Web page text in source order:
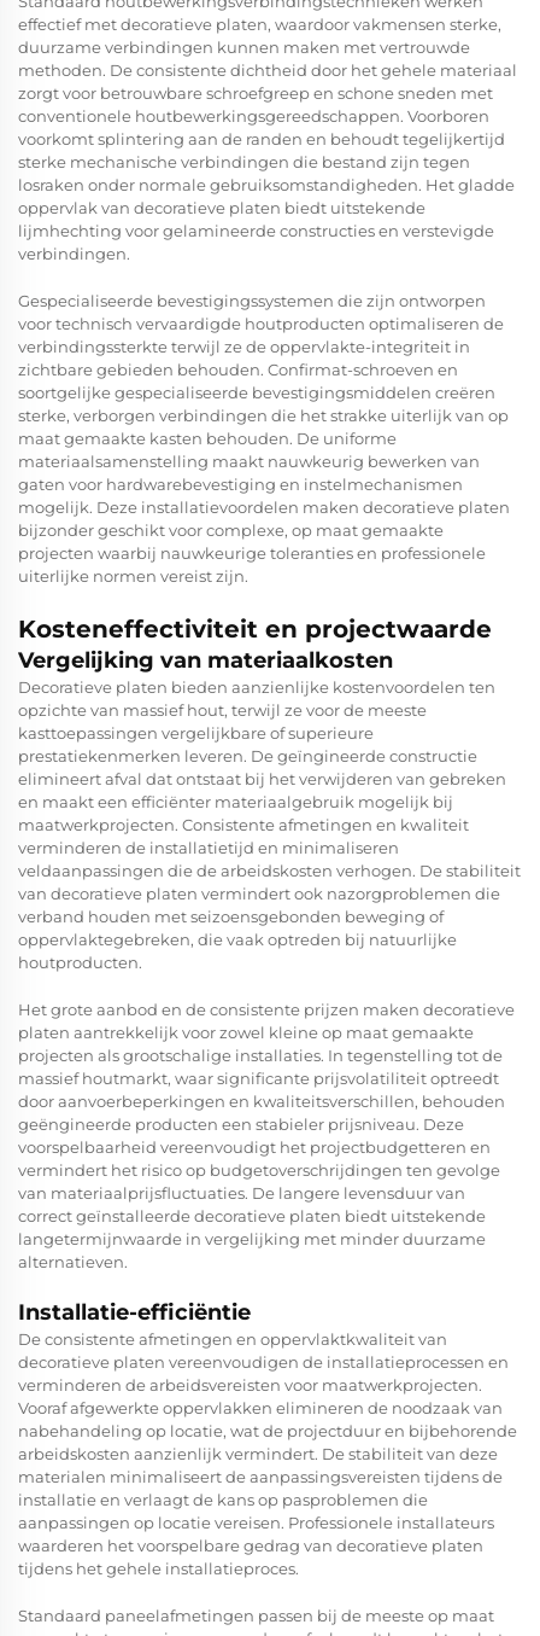
effectief met decoratieve platen, waardoor vakmensen sterke,
duurzame verbindingen kunnen maken met vertrouwde
methoden. De consistente dichtheid door het gehele materiaal
zorgt voor betrouwbare schroefgreep en schone sneden met
conventionele houtbewerkingsgereedschappen. Voorboren
voorkomt splintering aan de randen en behoudt tegelijkertijd
sterke mechanische verbindingen die bestand zijn tegen
losraken onder normale gebruiksomstandigheden. Het gladde
oppervlak van decoratieve platen biedt uitstekende
lijmhechting voor gelamineerde constructies en verstevigde
verbindingen.
Gespecialiseerde bevestigingssystemen die zijn ontworpen
voor technisch vervaardigde houtproducten optimaliseren de
verbindingssterkte terwijl ze de oppervlakte-integriteit in
zichtbare gebieden behouden. Confirmat-schroeven en
soortgelijke gespecialiseerde bevestigingsmiddelen creëren
sterke, verborgen verbindingen die het strakke uiterlijk van op
maat gemaakte kasten behouden. De uniforme
materiaalsamenstelling maakt nauwkeurig bewerken van
gaten voor hardwarebevestiging en instelmechanismen
mogelijk. Deze installatievoordelen maken decoratieve platen
bijzonder geschikt voor complexe, op maat gemaakte
projecten waarbij nauwkeurige toleranties en professionele
uiterlijke normen vereist zijn.
Kosteneffectiviteit en projectwaarde
Vergelijking van materiaalkosten
Decoratieve platen bieden aanzienlijke kostenvoordelen ten
opzichte van massief hout, terwijl ze voor de meeste
kasttoepassingen vergelijkbare of superieure
prestatiekenmerken leveren. De geïngineerde constructie
elimineert afval dat ontstaat bij het verwijderen van gebreken
en maakt een efficiënter materiaalgebruik mogelijk bij
maatwerkprojecten. Consistente afmetingen en kwaliteit
verminderen de installatietijd en minimaliseren
veldaanpassingen die de arbeidskosten verhogen. De stabiliteit
van decoratieve platen vermindert ook nazorgproblemen die
verband houden met seizoensgebonden beweging of
oppervlaktegebreken, die vaak optreden bij natuurlijke
houtproducten.
Het grote aanbod en de consistente prijzen maken decoratieve
platen aantrekkelijk voor zowel kleine op maat gemaakte
projecten als grootschalige installaties. In tegenstelling tot de
massief houtmarkt, waar significante prijsvolatiliteit optreedt
door aanvoerbeperkingen en kwaliteitsverschillen, behouden
geëngineerde producten een stabieler prijsniveau. Deze
voorspelbaarheid vereenvoudigt het projectbudgetteren en
vermindert het risico op budgetoverschrijdingen ten gevolge
van materiaalprijsfluctuaties. De langere levensduur van
correct geïnstalleerde decoratieve platen biedt uitstekende
langetermijnwaarde in vergelijking met minder duurzame
alternatieven.
Installatie-efficiëntie
De consistente afmetingen en oppervlaktkwaliteit van
decoratieve platen vereenvoudigen de installatieprocessen en
verminderen de arbeidsvereisten voor maatwerkprojecten.
Vooraf afgewerkte oppervlakken elimineren de noodzaak van
nabehandeling op locatie, wat de projectduur en bijbehorende
arbeidskosten aanzienlijk vermindert. De stabiliteit van deze
materialen minimaliseert de aanpassingsvereisten tijdens de
installatie en verlaagt de kans op pasproblemen die
aanpassingen op locatie vereisen. Professionele installateurs
waarderen het voorspelbare gedrag van decoratieve platen
tijdens het gehele installatieproces.
Standaard paneelafmetingen passen bij de meeste op maat